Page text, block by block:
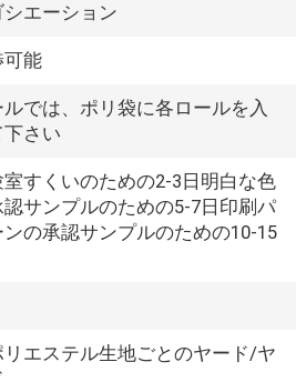
シエーション
可能
ルでは、ポリ袋に各ロールを入
さい
室すくいのための2-3日明白な色
認サンプルのための5-7日印刷パ
ンの承認サンプルのための10-15
リエステル生地ごとのヤード/ヤ